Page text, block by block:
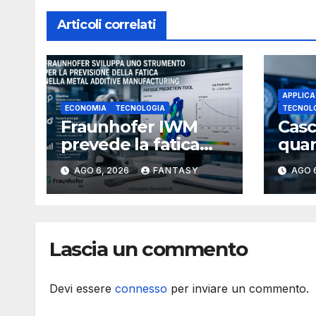
Articoli correlati
ECONOMIA TECNOLOGIA
Fraunhofer IWM
prevede la fatica
dei componenti
metallici stampati in
3D
AGO 6, 2026 FANTASY
MEG
AGO
Lascia un commento
Devi essere connesso per inviare un commento.